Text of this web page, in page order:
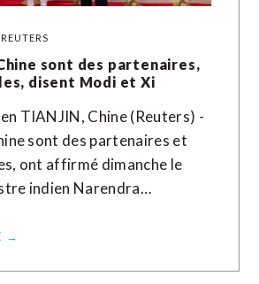
REUTERS
sont des partenaires,
disent Modi et Xi
TIANJIN, Chine (Reuters) -
sont des partenaires et
ont affirmé dimanche le
indien Narendra…
→